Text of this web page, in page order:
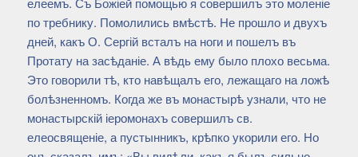
по требнику. Помолились вмѣстѣ. Не прошло и двухъ
дней, какъ О. Сергій всталъ на ноги и пошелъ въ
Протату на засѣданіе. А вѣдь ему было плохо весьма.
Это говорили тѣ, кто навѣщалъ его, лежащаго на ложѣ
болѣзненномъ. Когда же въ монастырѣ узнали, что не
монастырскій іеромонахъ совершилъ св.
елеосвященіе, а пустынникъ, крѣпко укорили его. Но